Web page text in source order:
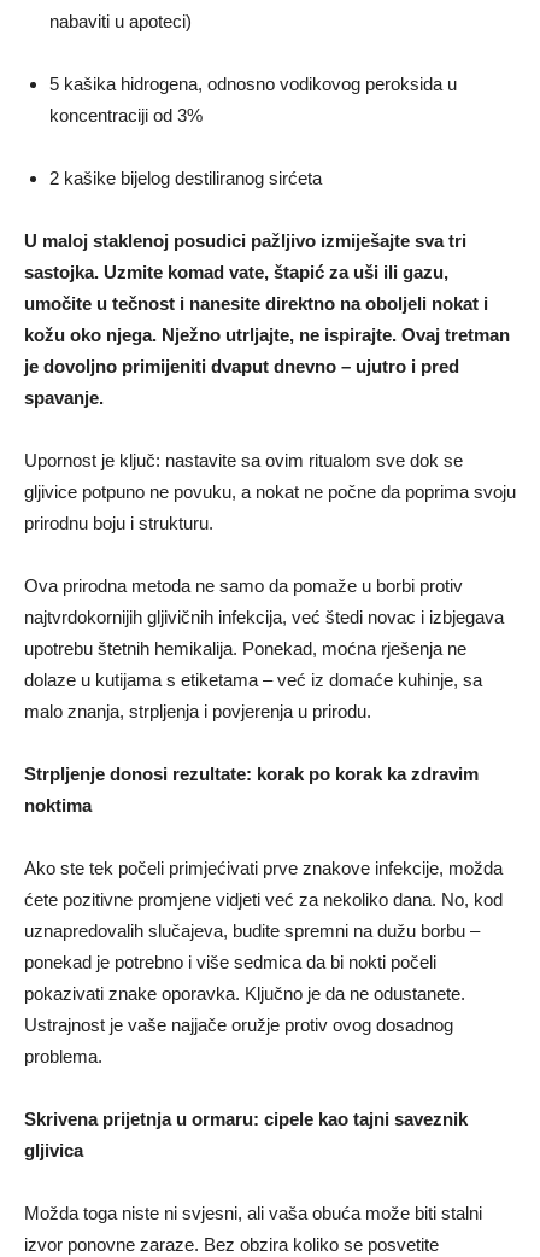
nabaviti u apoteci)
5 kašika hidrogena, odnosno vodikovog peroksida u
koncentraciji od 3%
2 kašike bijelog destiliranog sirćeta
U maloj staklenoj posudici pažljivo izmiješajte sva tri
sastojka. Uzmite komad vate, štapić za uši ili gazu,
umočite u tečnost i nanesite direktno na oboljeli nokat i
kožu oko njega. Nježno utrljajte, ne ispirajte. Ovaj tretman
je dovoljno primijeniti dvaput dnevno – ujutro i pred
spavanje.
Upornost je ključ: nastavite sa ovim ritualom sve dok se
gljivice potpuno ne povuku, a nokat ne počne da poprima svoju
prirodnu boju i strukturu.
Ova prirodna metoda ne samo da pomaže u borbi protiv
najtvrdokornijih gljivičnih infekcija, već štedi novac i izbjegava
upotrebu štetnih hemikalija. Ponekad, moćna rješenja ne
dolaze u kutijama s etiketama – već iz domaće kuhinje, sa
malo znanja, strpljenja i povjerenja u prirodu.
Strpljenje donosi rezultate: korak po korak ka zdravim
noktima
Ako ste tek počeli primjećivati prve znakove infekcije, možda
ćete pozitivne promjene vidjeti već za nekoliko dana. No, kod
uznapredovalih slučajeva, budite spremni na dužu borbu –
ponekad je potrebno i više sedmica da bi nokti počeli
pokazivati znake oporavka. Ključno je da ne odustanete.
Ustrajnost je vaše najjače oružje protiv ovog dosadnog
problema.
Skrivena prijetnja u ormaru: cipele kao tajni saveznik
gljivica
Možda toga niste ni svjesni, ali vaša obuća može biti stalni
izvor ponovne zaraze. Bez obzira koliko se posvetite